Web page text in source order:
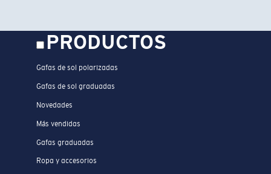
PRODUCTOS
Gafas de sol polarizadas
Gafas de sol graduadas
Novedades
Más vendidas
Gafas graduadas
Ropa y accesorios